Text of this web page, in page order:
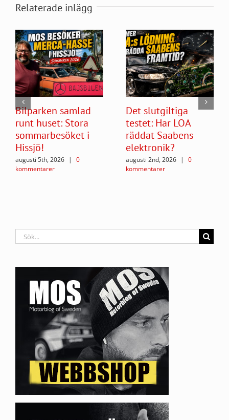
Relaterade inlägg
Bilparken samlad
runt huset: Stora
sommarbesöket i
Hissjö!
augusti 5th, 2026 |
0
kommentarer
Det slutgiltiga
testet: Har LOA
räddat Saabens
elektronik?
augusti 2nd, 2026 |
0
kommentarer
Sök
efter: